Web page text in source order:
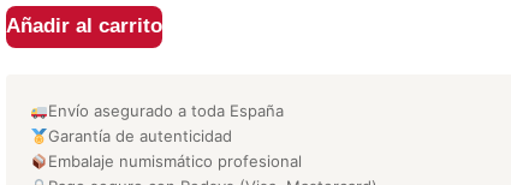
Añadir al carrito
Envío asegurado a toda España
Garantía de autenticidad
Embalaje numismático profesional